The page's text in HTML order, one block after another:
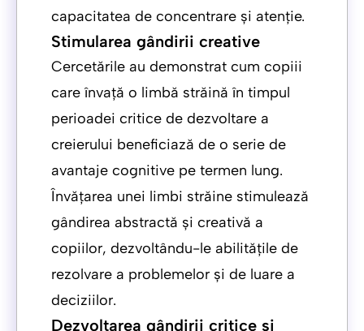
capacitatea de concentrare și atenție.
Stimularea gândirii creative
Cercetările au demonstrat cum copiii
care învață o limbă străină în timpul
perioadei critice de dezvoltare a
creierului beneficiază de o serie de
avantaje cognitive pe termen lung.
Învățarea unei limbi străine stimulează
gândirea abstractă și creativă a
copiilor, dezvoltându-le abilitățile de
rezolvare a problemelor și de luare a
deciziilor.
Dezvoltarea gândirii critice și